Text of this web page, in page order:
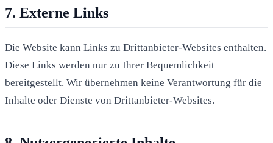
7. Externe Links
Die Website kann Links zu Drittanbieter-Websites enthalten.
Diese Links werden nur zu Ihrer Bequemlichkeit
bereitgestellt. Wir übernehmen keine Verantwortung für die
Inhalte oder Dienste von Drittanbieter-Websites.